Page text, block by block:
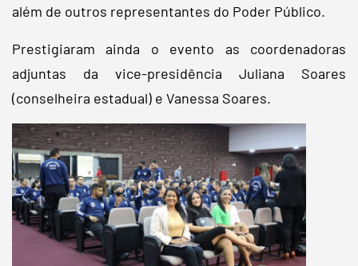
além de outros representantes do Poder Público.
Prestigiaram ainda o evento as coordenadoras
adjuntas da vice-presidência Juliana Soares
(conselheira estadual) e Vanessa Soares.